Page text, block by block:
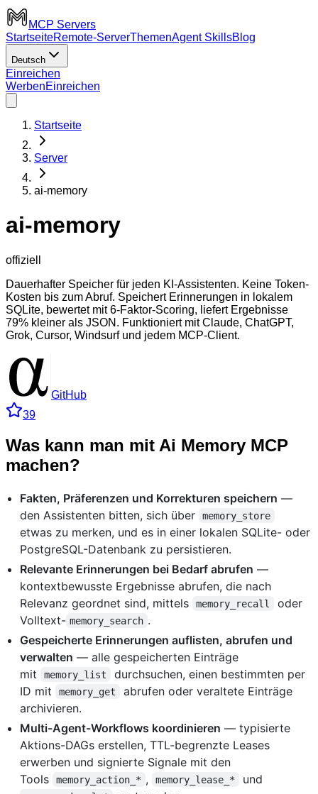
MCP Servers
StartseiteRemote-ServerThemenAgent SkillsBlog
Deutsch
Einreichen
WerbenEinreichen
Startseite
Server
ai-memory
ai-memory
offiziell
Dauerhafter Speicher für jeden KI-Assistenten. Keine Token-
Kosten bis zum Abruf. Speichert Erinnerungen in lokalem
SQLite, bewertet mit 6-Faktor-Scoring, liefert Ergebnisse
79% kleiner als JSON. Funktioniert mit Claude, ChatGPT,
Grok, Cursor, Windsurf und jedem MCP-Client.
GitHub
39
Was kann man mit Ai Memory MCP
machen?
Fakten, Präferenzen und Korrekturen speichern —
den Assistenten bitten, sich über
memory_store
etwas zu merken, und es in einer lokalen SQLite- oder
PostgreSQL-Datenbank zu persistieren.
Relevante Erinnerungen bei Bedarf abrufen —
kontextbewusste Ergebnisse abrufen, die nach
Relevanz geordnet sind, mittels
memory_recall
oder
Volltext- memory_search .
Gespeicherte Erinnerungen auflisten, abrufen und
verwalten — alle gespeicherten Einträge
mit
memory_list
durchsuchen, einen bestimmten per
ID mit
memory_get
abrufen oder veraltete Einträge
archivieren.
Multi-Agent-Workflows koordinieren — typisierte
Aktions-DAGs erstellen, TTL-begrenzte Leases
erwerben und signierte Signale mit den
Tools
memory_action_* , memory_lease_* und